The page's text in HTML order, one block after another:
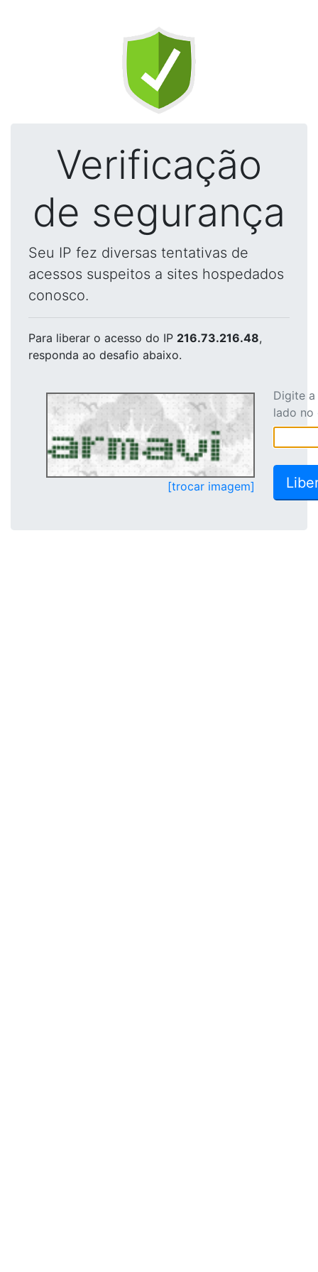
Verificação
de segurança
Seu IP fez diversas tentativas de
acessos suspeitos a sites hospedados
conosco.
Para liberar o acesso do IP 216.73.216.48,
responda ao desafio abaixo.
[trocar imagem]
Digite
lado no